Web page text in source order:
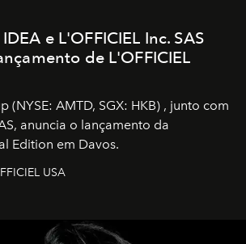
e L'OFFICIEL Inc. SAS
de L'OFFICIEL
(NYSE: AMTD, SGX: HKB) , junto com
anuncia o lançamento da
Edition em Davos.
USA